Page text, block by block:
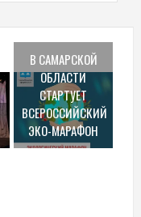
В САМАРСКОЙ
ОБЛАСТИ
СТАРТУЕТ
ВСЕРОССИЙСКИЙ
ЭКО-МАРАФОН